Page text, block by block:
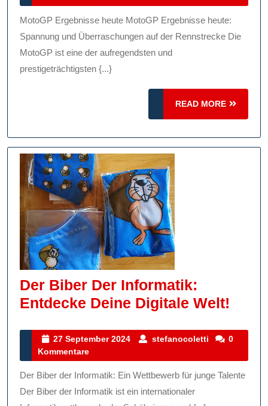
Heute:
Spannung
Auf
Rennstrecke
2024
MotoGP Ergebnisse heute MotoGP Ergebnisse heute:
Spannung und Überraschungen auf der Rennstrecke Die
MotoGP ist eine der aufregendsten und
prestigeträchtigsten {...}
READ MORE
READ
MORE
Der Biber Der Informatik:
Entdecke Deine Digitale Welt!
Der
27 September 2024
27
2024
stefanocoletti stefanocoletti
0
Kommentare
Der Biber der Informatik: Ein Wettbewerb für junge Talente
Der Biber der Informatik ist ein internationaler